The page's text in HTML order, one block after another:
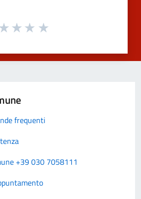
frequenti
+39 030 7058111